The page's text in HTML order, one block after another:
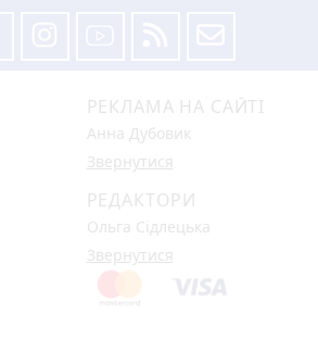
РЕКЛАМА НА САЙТІ
Анна Дубовик
Звернутися
РЕДАКТОРИ
Ольга Сідлецька
Звернутися